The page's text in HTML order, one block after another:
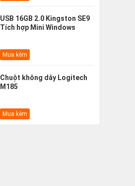
USB 16GB 2.0 Kingston SE9
Tích hợp Mini Windows
Mua kèm
Chuột không dây Logitech
M185
Mua kèm